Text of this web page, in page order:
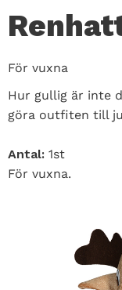
För vuxna
Hur gullig är inte
göra outfiten till
Antal: 1st
För vuxna.